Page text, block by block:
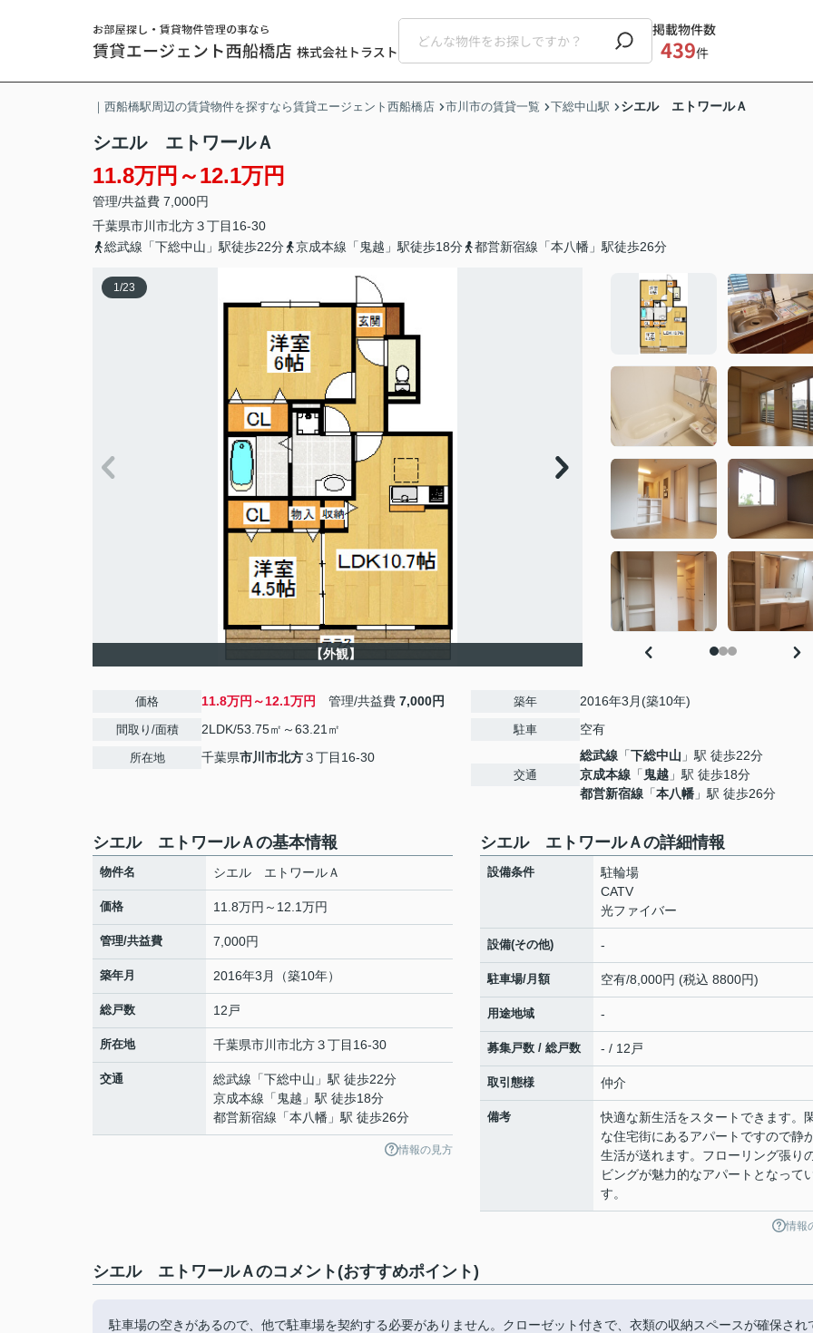
掲載物件数
439件
｜西船橋駅周辺の賃貸物件を探すなら賃貸エージェント西船橋店 市川市の賃貸一覧 下総中山駅 シエル エトワールＡ
シエル エトワールＡ
11.8万円～12.1万円
管理/共益費 7,000円
千葉県市川市北方３丁目16-30
総武線「下総中山」駅徒歩22分
京成本線「鬼越」駅徒歩18分 都営新宿線「本八幡」駅徒歩26分
1/23
【外観】
価格 11.8万円～12.1万円 管理/共益費 7,000円
間取り/面積 2LDK/53.75㎡～63.21㎡
所在地 千葉県市川市北方３丁目16-30
築年 2016年3月(築10年)
駐車 空有
交通
総武線 「下総中山 」駅 徒歩22分
京成本線 「 鬼越 」駅 徒歩18分
都営新宿線 「本八幡 」駅 徒歩26分
シエル エトワールＡの基本情報
物件名 シエル エトワールＡ
価格 11.8万円～12.1万円
管理/共益費 7,000円
築年月 2016年3月（築10年）
総戸数 12戸
所在地 千葉県市川市北方３丁目16-30
交通 総武線 「下総中山 」駅 徒歩22分
京成本線 「 鬼越 」駅 徒歩18分
都営新宿線 「本八幡 」駅 徒歩26分
情報の見方
シエル エトワールＡの詳細情報
設備条件
駐輪場
CATV
光ファイバー
設備(その他) -
駐車場/月額 空有/8,000円 (税込 8800円)
用途地域 -
募集戸数 / 総戸数 - / 12戸
取引態様 仲介
備考
快適な新生活をスタートできます。
な住宅街にあるアパートですので静
生活が送れます。フローリング張り
ビングが魅力的なアパートとなって
す。
情報
シエル エトワールＡのコメント(おすすめポイント)
駐車場の空きがあるので、他で駐車場を契約する必要がありません。クローゼット付きで、衣類の収納スペースが確保され